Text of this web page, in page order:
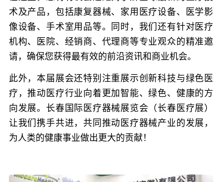
术及产品，包括康复器械、家用医疗设备、医学影
像设备、手术室用品等。同时，我们还有针对医疗
机构、医院、经销商、代理商等专业观众的精准邀
请，确保您获得最有效的前沿资讯和商业机会。
此外，本届展会还特别注重展示创新科技与绿色医
疗，推动医疗行业向着更加智能、绿色、健康的方
向发展。长春国际医疗器械展览会（长春医疗展）
让我们携手共进，共同推动医疗器械产业的发展，
为人类的健康事业做出更大的贡献！